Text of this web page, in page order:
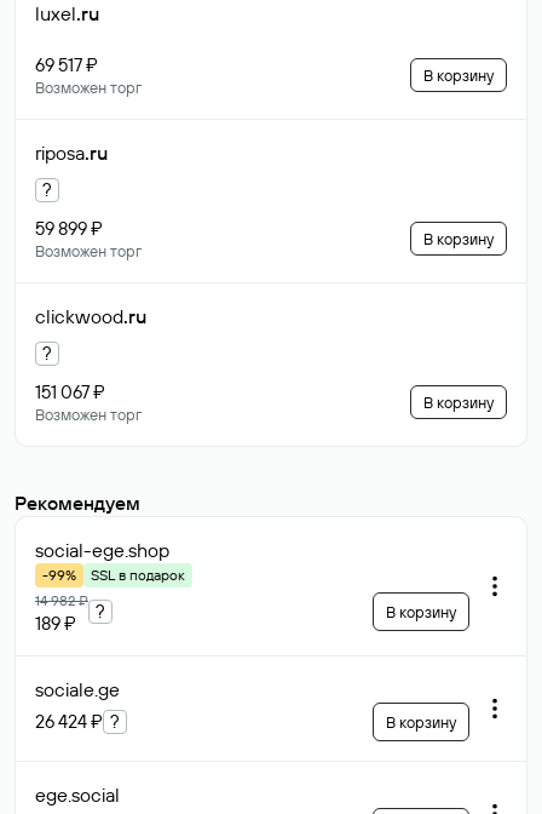
luxel.ru
69 517 ₽
Возможен торг
В корзину
riposa.ru
?
59 899 ₽
Возможен торг
В корзину
clickwood.ru
?
151 067 ₽
Возможен торг
В корзину
Рекомендуем
social-ege.shop
-99%
SSL в подарок
14 982 ₽
189 ₽
? В корзину
sociale.ge
26 424 ₽ ? В корзину
ege.social